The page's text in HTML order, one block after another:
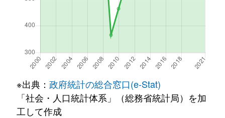
※出典： 政府統計の総合窓口(e-Stat)
「社会・人口統計体系」（総務省統計局）を加
工して作成